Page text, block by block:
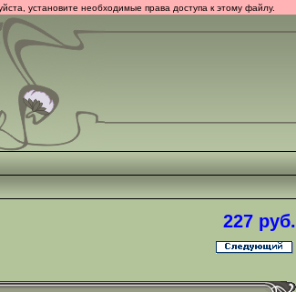
установите необходимые права доступа к этому файлу.
227 руб.